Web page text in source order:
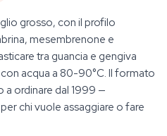
grosso, con il profilo
mesembrenone e
tra guancia e gengiva
acqua a 80-90°C. Il formato
a ordinare dal 1999 —
chi vuole assaggiare o fare